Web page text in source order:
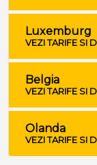
Luxemburg
VEZI TARIFE SI
Belgia
VEZI TARIFE SI
Olanda
VEZI TARIFE SI